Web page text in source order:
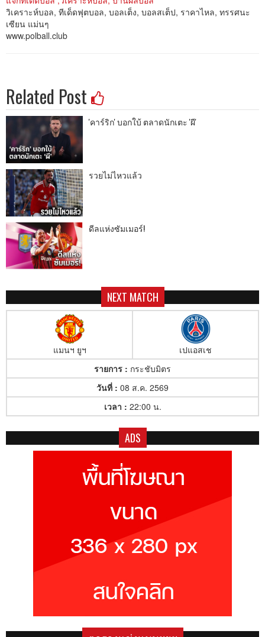
วิเคราะห์บอล, ทีเด็ดฟุตบอล, บอลเต็ง, บอลสเต็ป, ราคาไหล, ทรรศนะ
เซียน แม่นๆ
www.polball.club
Related Post
'คาร์ริก' บอกใบ้ ตลาดนักเตะ 'ผี'
รวยไม่ไหวแล้ว
ดีลแห่งซัมเมอร์!
NEXT MATCH
แมนฯ ยูฯ
เปแอสเช
รายการ : กระชับมิตร
วันที่ : 08 ส.ค. 2569
เวลา : 22:00 น.
ADS